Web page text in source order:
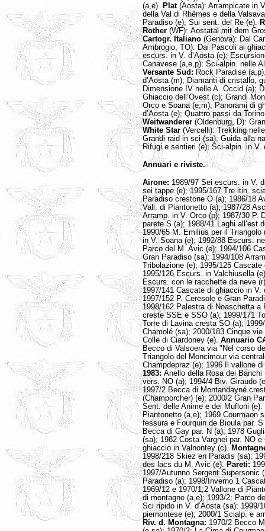
(a,e). Plat (Aosta): Arrampicate in
della Val di Rhêmes e della
Paradiso (e); Sui sent. del Re (e).
Rother (WF): Aostatal mit dem
Cartogr. Italiano (Genova): Dal
Ambrogio, TO): Dai Pascoli ai
escurs. in V. d’Aosta (e);
Canavese (a,e,p); Sci-alpin. nelle
Versante Sud: Rock Paradise
d’Aosta (m); Diamanti di cristallo,
Dimensione IV nelle A. Occid (a);
Ghiaccio dell’Ovest (c); Grandi
Orco e Soana (e,m); Panorami di
d’Aosta (e); Quattro passi da
Weitwanderer (Oldenburg, D):
White Star (Vercelli): Trekking
Grandi raid in sci (sa); Guida alla
Rifugi e sentieri (e); Sci-alpin. in V.
Annuari e riviste.
Airone: 1989/97 Sei escurs. in V.
sei tappe (e); 1995/167 Tre itin.
Paradiso crestone O (a); 1986/18
Vall. di Piantonetto (a); 1987/28
Arramp. in V. Orco (p); 1987/30 P.
parete S (a); 1988/41 Laghi all’est
1990/65 M. Emilius per il Triangolo
in V. Soana (e); 1992/88 Escurs.
Parco del M. Avic (e); 1994/106
Gran Paradiso (sa); 1994/108
Tribolazione (e); 1995/125
1995/126 Escurs. in Valchiusella
Escurs. con le racchette da neve
1997/141 Cascate di ghiaccio in V.
1997/152 P. Ceresole e Gran
1998/162 Palestra di Noaschetta a
creste SSE e SSO (a); 1999/171
Torre di Lavina cresta SO (a);
Chamolé (sa); 2000/183 Cinque
Colle di Ciardoney (e).Annuario
Becco di Valsoera via "Nel corso
Triangolo del Moncimour via
Champdepraz (e); 1996 Il vallone
1983:Anello della Rosa dei
vers. NO (a); 1994/4 Biv. Giraudo
1997/2 Becca di Montandayné
(Champorcher) (e); 2000/2 Gran
Sent. delle Anime e dei Mufloni (e).
Piantonetto (a,e); 1969 Courmaon
fessura e Fourquin de Bioula par.
Becca di Gay par. N (a); 1978
(sa); 1982 Costa Vargnei par. NO
ghiaccio in Valnontey (c).
1998/218 Skiez en Paradis (sa);
des lacs du M. Avic (e).Pareti:
1997/Autunno Sergent Supersonic
Paradiso (a); 1998/Inverno 1
1969/12 e 1970/1,2 Vallone di
di montagne (a,e); 1993/2: Parco
Sci ripido in V. d’Aosta (sa); 1999/
piemontese (e); 2000/1 Scialp. e
Riv. d. Montagna: 1970/2 Becco